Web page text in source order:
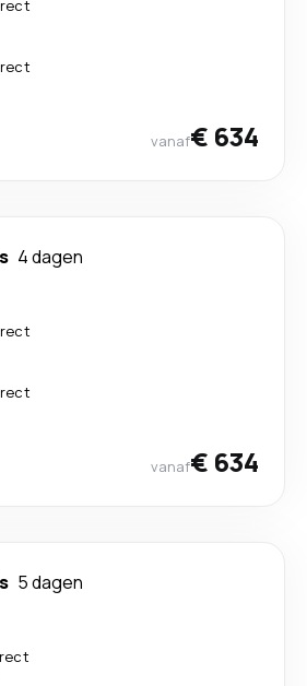
vanaf€ 634
4 dagen
vanaf€ 634
5 dagen